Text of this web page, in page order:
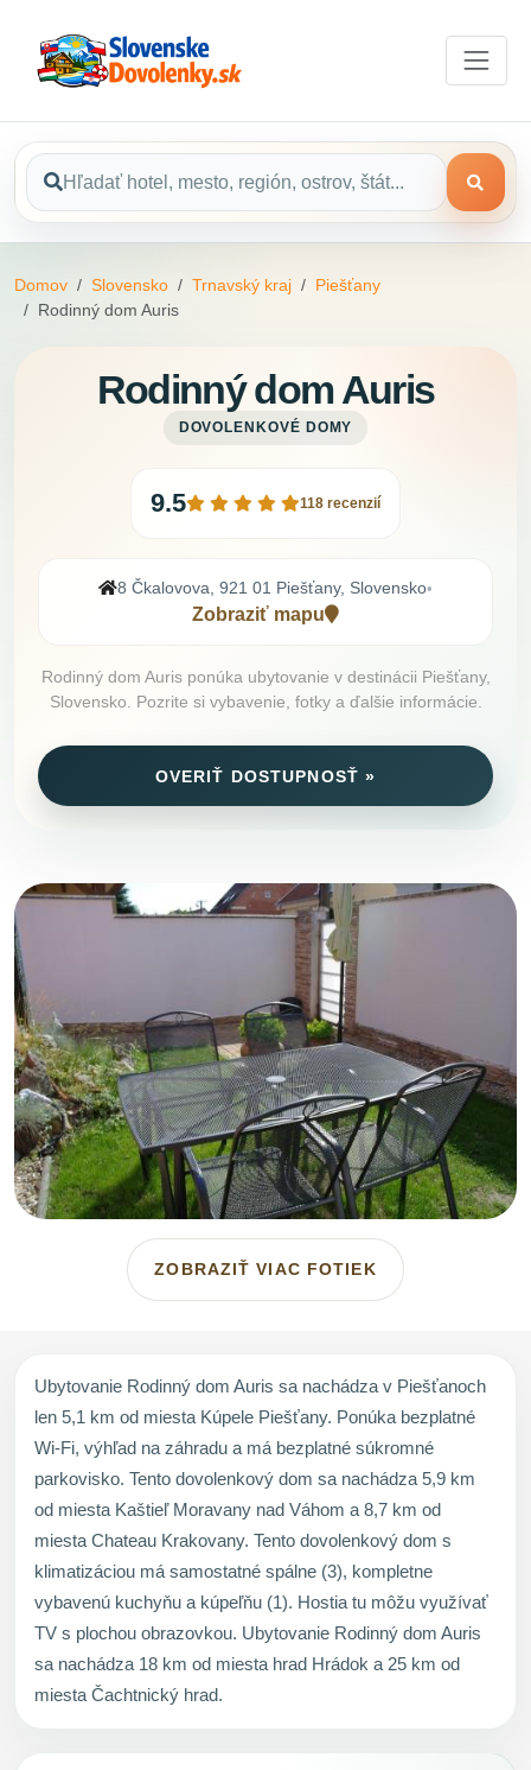
Domov Slovensko Trnavský kraj
Piešťany
Rodinný dom Auris
Rodinný dom Auris
DOVOLENKOVÉ DOMY
9.5 118 recenzií
8 Čkalovova, 921 01 Piešťany, Slovensko•
Zobraziť mapu
Rodinný dom Auris ponúka ubytovanie v destinácii Piešťany,
Slovensko. Pozrite si vybavenie, fotky a ďalšie informácie.
OVERIŤ DOSTUPNOSŤ »
ZOBRAZIŤ VIAC FOTIEK
Ubytovanie Rodinný dom Auris sa nachádza v Piešťanoch
len 5,1 km od miesta Kúpele Piešťany. Ponúka bezplatné
Wi-Fi, výhľad na záhradu a má bezplatné súkromné
parkovisko. Tento dovolenkový dom sa nachádza 5,9 km
od miesta Kaštieľ Moravany nad Váhom a 8,7 km od
miesta Chateau Krakovany. Tento dovolenkový dom s
klimatizáciou má samostatné spálne (3), kompletne
vybavenú kuchyňu a kúpeľňu (1). Hostia tu môžu využívať
TV s plochou obrazovkou. Ubytovanie Rodinný dom Auris
sa nachádza 18 km od miesta hrad Hrádok a 25 km od
miesta Čachtnický hrad.